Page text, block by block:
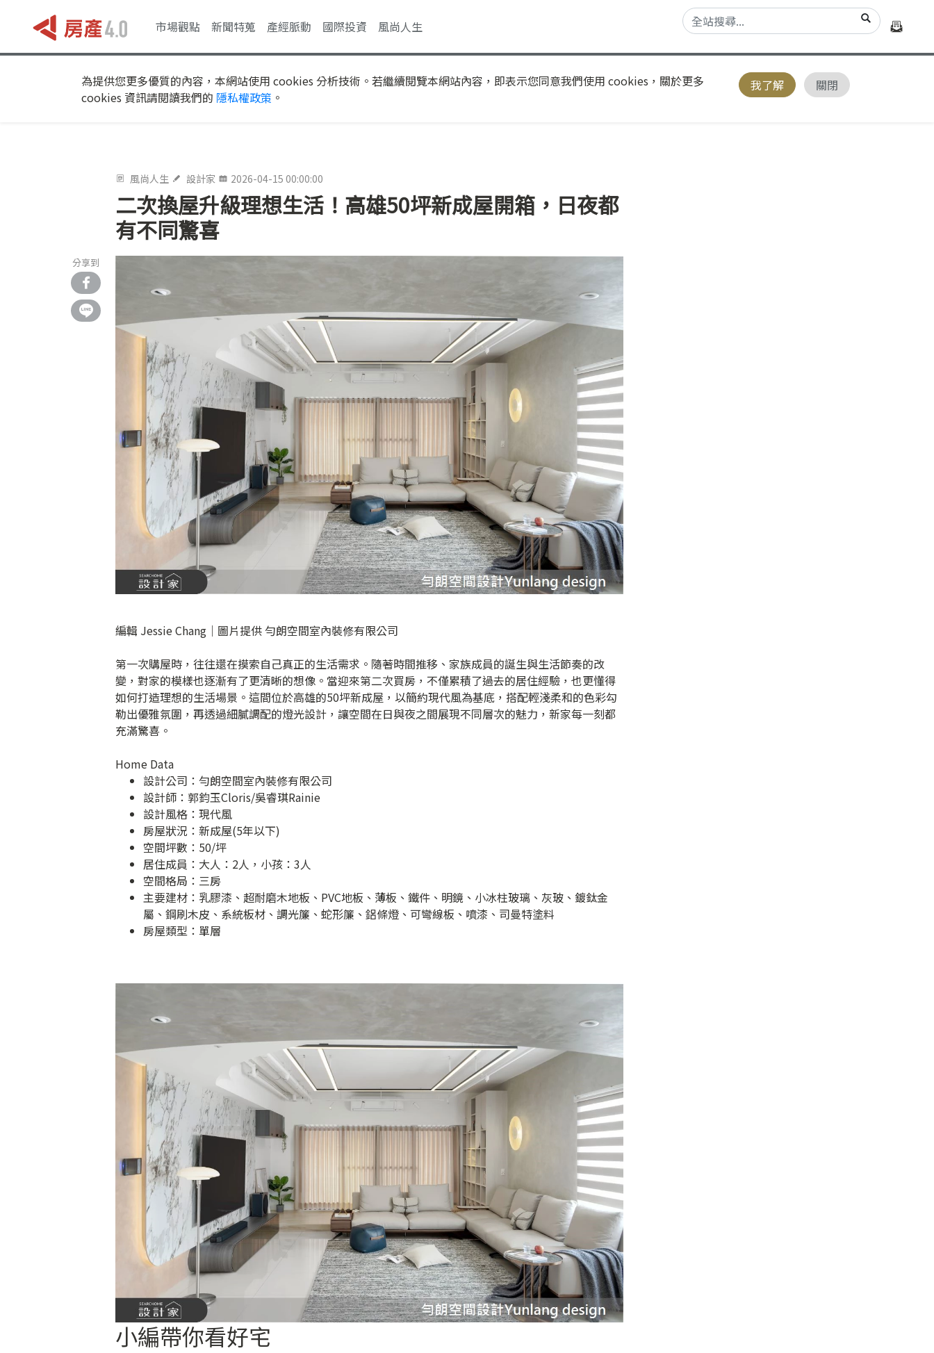
市場觀點 新聞特蒐 產經脈動 國際投資 風尚人生
為提供您更多優質的內容，本網站使用 cookies 分析技術。若繼續閱覽本網站內容，即表示您同意我們使用 cookies，關於更多
cookies 資訊請閱讀我們的 隱私權政策 。
我了解 關閉
風尚人生 設計家 2026-04-15 00:00:00
二次換屋升級理想生活！高雄50坪新成屋開箱，日夜都
有不同驚喜
分享到
編輯 Jessie Chang｜圖片提供 勻朗空間室內裝修有限公司
第一次購屋時，往往還在摸索自己真正的生活需求。隨著時間推移、家族成員的誕生與生活節奏的改
變，對家的模樣也逐漸有了更清晰的想像。當迎來第二次買房，不僅累積了過去的居住經驗，也更懂得
如何打造理想的生活場景。這間位於高雄的50坪新成屋，以簡約現代風為基底，搭配輕淺柔和的色彩勾
勒出優雅氛圍，再透過細膩調配的燈光設計，讓空間在日與夜之間展現不同層次的魅力，新家每一刻都
充滿驚喜。
Home Data
設計公司： 勻朗空間室內裝修有限公司
設計師：郭鈞玉Cloris/吳睿琪Rainie
設計風格：現代風
房屋狀況：新成屋(5年以下)
空間坪數：50/坪
居住成員：大人：2人，小孩：3人
空間格局：三房
主要建材：乳膠漆、超耐磨木地板、PVC地板、薄板、鐵件、明鏡、小冰柱玻璃、灰玻、鍍鈦金
屬、鋼刷木皮、系統板材、調光簾、蛇形簾、鋁條燈、可彎線板、噴漆、司曼特塗料
房屋類型：單層
小編帶你看好宅